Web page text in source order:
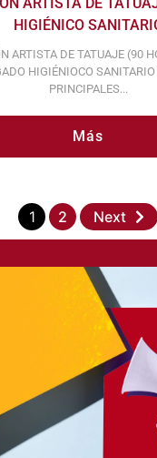
ARTISTA DE
HIGIÉNICO
ARTISTA DE TATUAJE (90
HIGIÉNIOCO
PRINCIPALES...
Más
1 2 Next